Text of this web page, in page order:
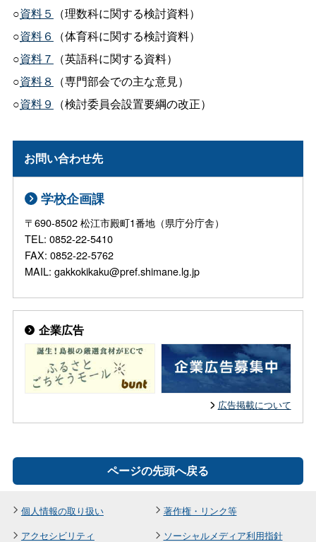
○資料５
（理数科に関する検討資料）
○資料６
（体育科に関する検討資料）
○資料７
（英語科に関する資料）
○資料８ （専門部会での主な意見）
○資料９ （検討委員会設置要綱の改正）
お問い合わせ先
学校企画課
〒690-8502 松江市殿町1番地（県庁分庁舎）
TEL: 0852-22-5410
FAX: 0852-22-5762
MAIL: gakkokikaku@pref.shimane.lg.jp
企業広告
広告掲載について
ページの先頭へ戻る
個人情報の取り扱い
著作権・リンク等
アクセシビリティ
ソーシャルメディア利用指針